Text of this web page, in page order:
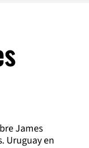
James
Uruguay en